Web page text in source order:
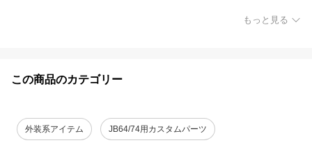
もっと見る
この商品のカテゴリー
外装系アイテム JB64/74用カスタムパーツ